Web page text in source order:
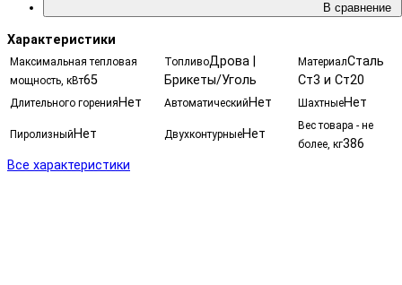
В сравнение
Характеристики
Максимальная тепловая
мощность, кВт65
ТопливоДрова |
Брикеты/Уголь
МатериалСталь
Ст3 и Ст20
Длительного горения Нет Автоматический Нет ШахтныеНет
Пиролизный Нет ДвухконтурныеНет
Вес товара - не
более, кг386
Все характеристики